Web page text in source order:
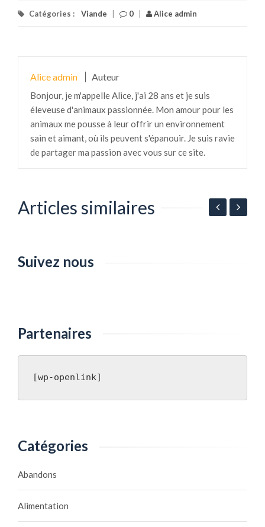
Catégories : Viande 0 Alice admin
Alice admin Auteur
Bonjour, je m'appelle Alice, j'ai 28 ans et je suis
éleveuse d'animaux passionnée. Mon amour pour les
animaux me pousse à leur offrir un environnement
sain et aimant, où ils peuvent s'épanouir. Je suis ravie
de partager ma passion avec vous sur ce site.
Articles similaires
Suivez nous
Partenaires
[wp-openlink]
Catégories
Abandons
Alimentation